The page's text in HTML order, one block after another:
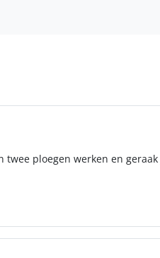
ploegen werken en